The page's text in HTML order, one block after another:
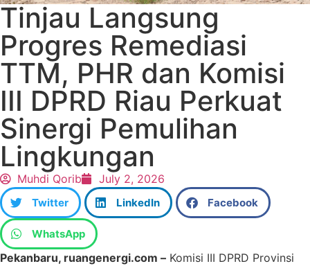
Tinjau Langsung
Progres Remediasi
TTM, PHR dan Komisi
III DPRD Riau Perkuat
Sinergi Pemulihan
Lingkungan
Muhdi Qorib July 2, 2026
Twitter LinkedIn Facebook
WhatsApp
Pekanbaru, ruangenergi.com – Komisi III DPRD Provinsi